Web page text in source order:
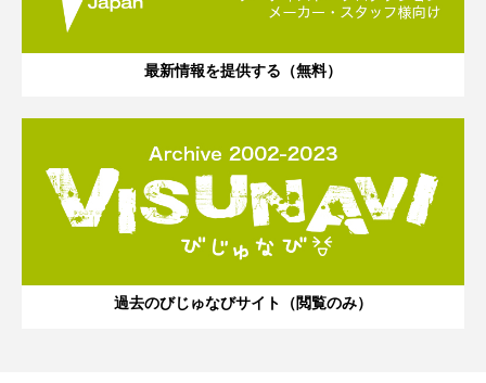
最新情報を提供する（無料）
過去のびじゅなびサイト（閲覧のみ）